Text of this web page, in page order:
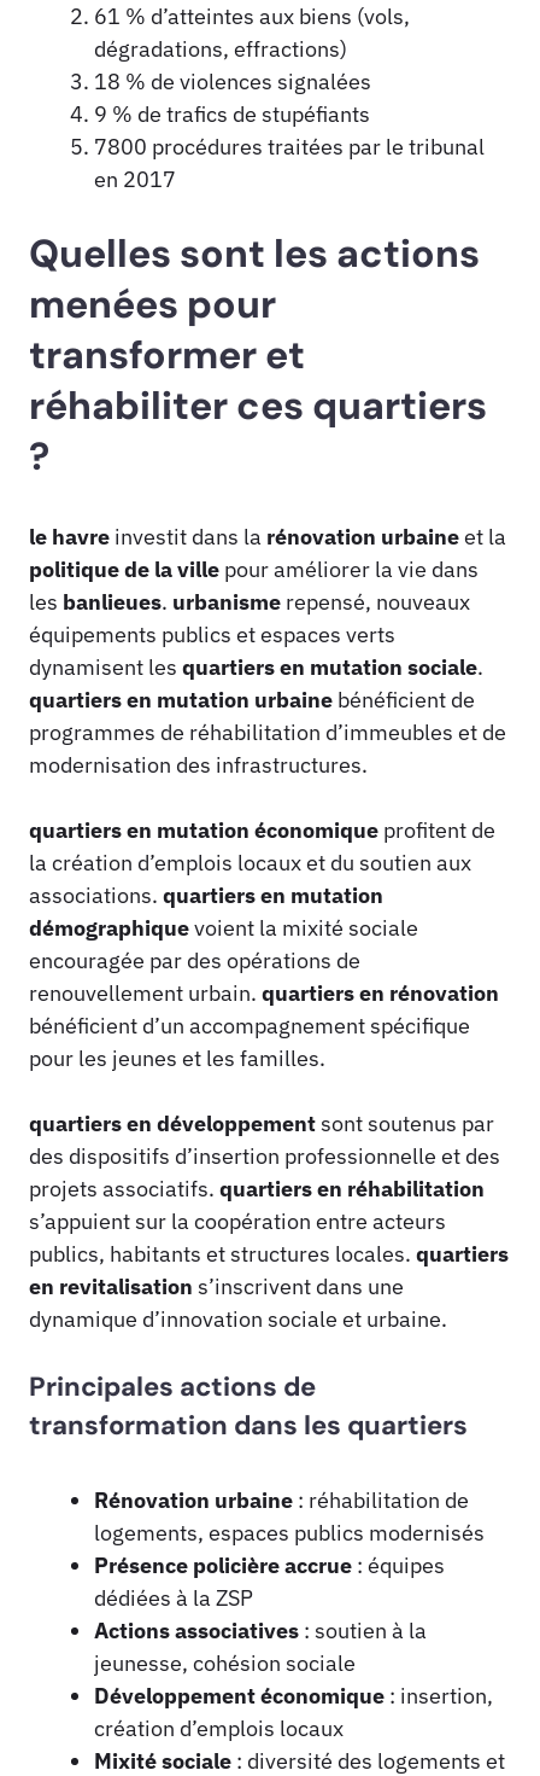
61 % d’atteintes aux biens (vols,
dégradations, effractions)
18 % de violences signalées
9 % de trafics de stupéfiants
7800 procédures traitées par le tribunal
en 2017
Quelles sont les actions
menées pour
transformer et
réhabiliter ces quartiers
?
le havre investit dans la rénovation urbaineet la
politique de la ville pour améliorer la vie dans
les banlieues. urbanisme repensé, nouveaux
équipements publics et espaces verts
dynamisent les quartiers en mutation sociale.
quartiers en mutation urbaine bénéficient de
programmes de réhabilitation d’immeubles et de
modernisation des infrastructures.
quartiers en mutation économique profitent de
la création d’emplois locaux et du soutien aux
associations. quartiers en mutation
démographiquevoient la mixité sociale
encouragée par des opérations de
renouvellement urbain. quartiers en rénovation
bénéficient d’un accompagnement spécifique
pour les jeunes et les familles.
quartiers en développementsont soutenus par
des dispositifs d’insertion professionnelle et des
projets associatifs. quartiers en réhabilitation
s’appuient sur la coopération entre acteurs
publics, habitants et structures locales. quartiers
en revitalisation s’inscrivent dans une
dynamique d’innovation sociale et urbaine.
Principales actions de
transformation dans les quartiers
Rénovation urbaine : réhabilitation de
logements, espaces publics modernisés
Présence policière accrue : équipes
dédiées à la ZSP
Actions associatives : soutien à la
jeunesse, cohésion sociale
Développement économique : insertion,
création d’emplois locaux
Mixité sociale : diversité des logements et